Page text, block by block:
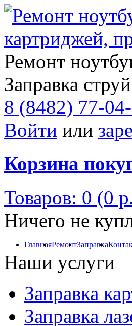
Ремонт
Заправка
8 (8482) 77-
Войти или
Корзина
Товаров: 0 (0
Ничего не
ГлавнаяРемонтЗаправка
Наши услуги
Заправка
Заправка